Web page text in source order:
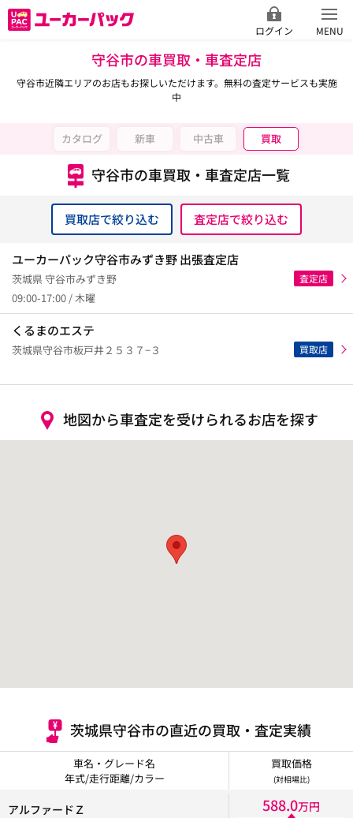
ログイン MENU
守谷市の車買取・車査定店
守谷市近隣エリアのお店もお探しいただけます。無料の査定サービスも実施
中
カタログ 新車 中古車 買取
守谷市の車買取・車査定店一覧
買取店で絞り込む 査定店で絞り込む
査定店
ユーカーパック守谷市みずき野 出張査定店
茨城県 守谷市みずき野
09:00-17:00 / 木曜
買取店
くるまのエステ
茨城県守谷市板戸井２５３７−３
地図から車査定を受けられるお店を探す
茨城県守谷市の直近の買取・査定実績
車名・グレード名
年式/走行距離/カラー
買取価格
(対相場比)
アルファードＺ 588.0万円